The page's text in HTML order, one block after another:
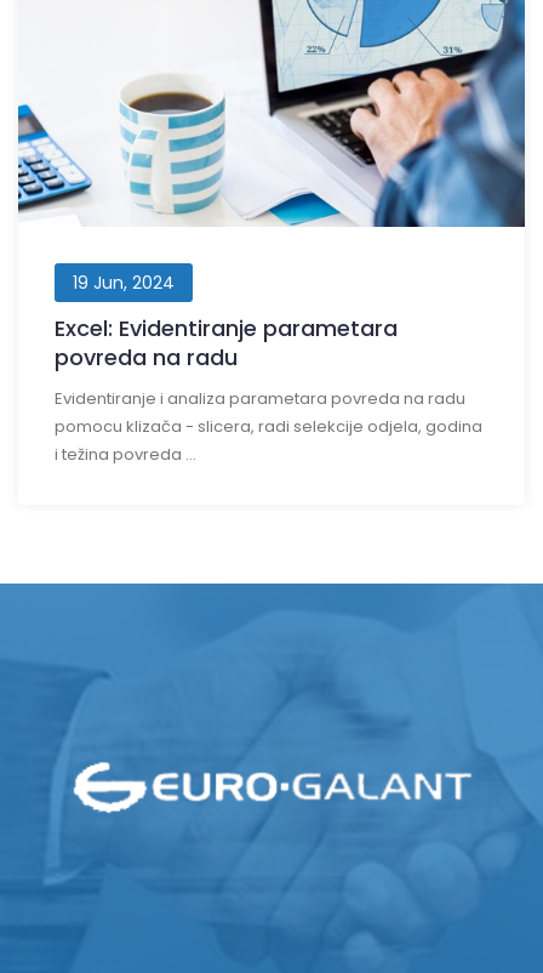
19 Jun, 2024
Excel: Evidentiranje parametara
povreda na radu
Evidentiranje i analiza parametara povreda na radu
pomocu klizača - slicera, radi selekcije odjela, godina
i težina povreda ...